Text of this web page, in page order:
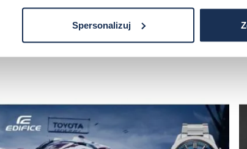
Spersonalizuj